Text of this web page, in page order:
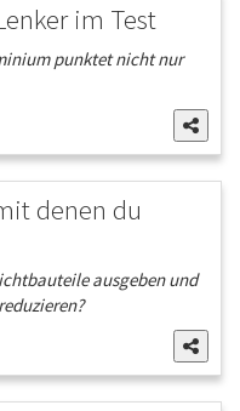
im Test
punktet nicht nur
denen du
ausgeben und